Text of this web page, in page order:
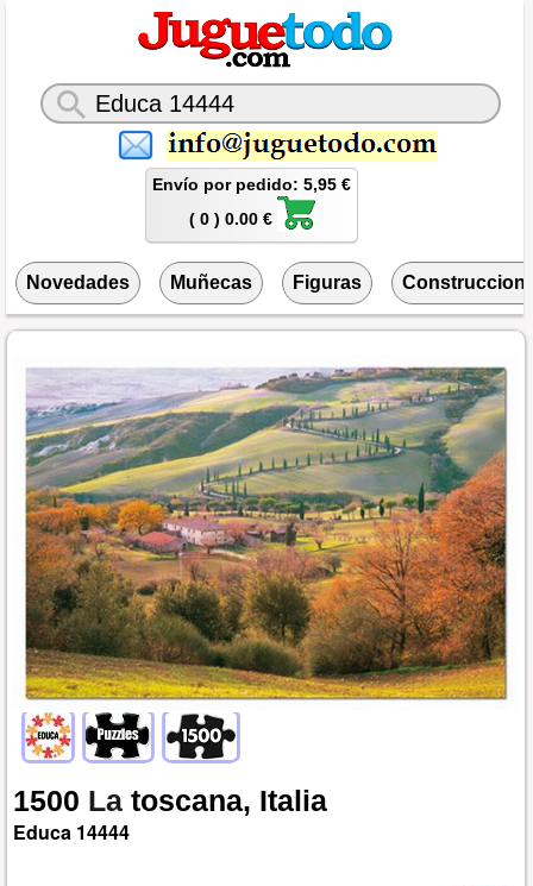
Envío por pedido: 5,95 €
( 0 ) 0.00 €
Novedades Muñecas Figuras
1500 La toscana, Italia
Educa 14444